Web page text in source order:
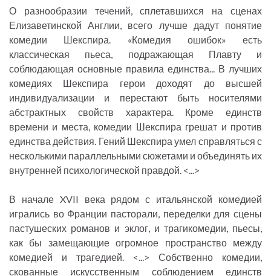
О разнообразии течений, сплетавшихся на сценах
Елизаветинской Англии, всего лучше дадут понятие
комедии Шекспира. «Комедия ошибок» есть
классическая пьеса, подражающая Плавту и
соблюдающая основные правила единства... В лучших
комедиях Шекспира герои доходят до высшей
индивидуализации и перестают быть носителями
абстрактных свойств характера. Кроме единств
времени и места, комедии Шекспира грешат и против
единства действия. Гений Шекспира умел справляться с
несколькими параллельными сюжетами и объединять их
внутренней психологической правдой. <...>
В начале XVII века рядом с итальянской комедией
игрались во Франции пасторали, переделки для сцены
пастушеских романов и эклог, и трагикомедии, пьесы,
как бы замещающие огромное пространство между
комедией и трагедией. <...> Собственно комедии,
скованные искусственным соблюдением единств